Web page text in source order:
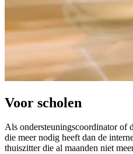
Voor scholen
Als ondersteuningscoordinator of
die meer nodig heeft dan de
thuiszitter die al maanden niet